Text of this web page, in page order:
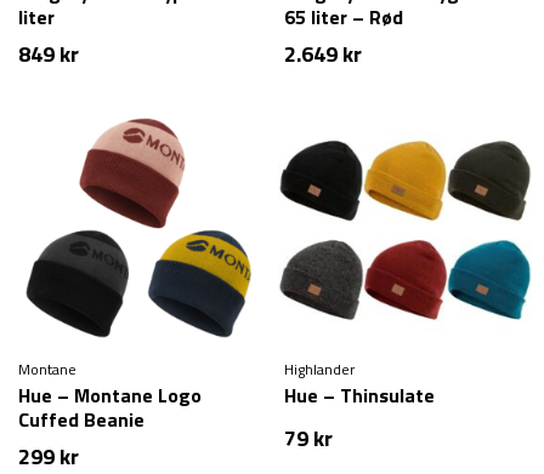
liter
849kr
65 liter – Rød
2.649kr
Montane
Hue – Montane Logo
Cuffed Beanie
299kr
Highlander
Hue – Thinsulate
79kr